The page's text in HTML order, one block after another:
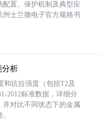
配置、保护机制及典型应
州士兰微电子官方规格书
分析
和抗拉强度（包括T2及
2012标准数据，详细分
对比不同状态下的金属